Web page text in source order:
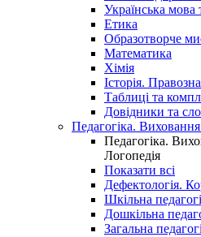
Українська мова
Етика
Образотворче
Математика
Хімія
Історія.
Таблиці та
Довідники та
Педагогіка.
Педагогіка.
Логопедія
Показати всі
Дефектологія.
Шкільна
Дошкільна
Загальна